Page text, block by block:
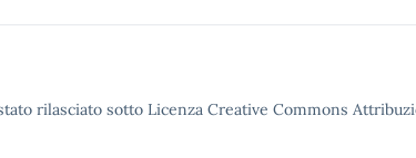
rilasciato sotto Licenza Creative Commons